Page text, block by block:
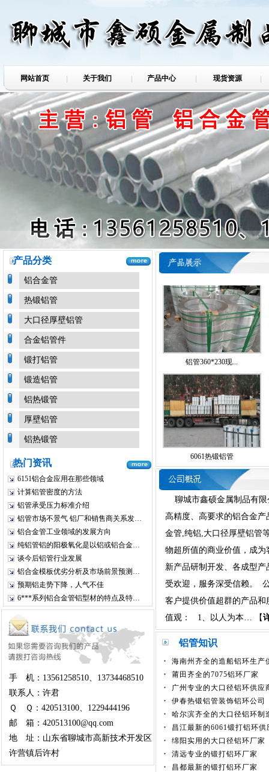
网站首页 关于我们 产品中心 现货资源
产品分类
铝合金管
热锻铝管
大口径厚壁铝管
合金铝管件
锻打铝管
锻造铝管
铝热锻管
厚壁铝管
铝热锻管
热门资讯
6151铝合金应用在那些领域
计算铝管密度的方法
铝管承受压力标准介绍
铝管市场不景气 铝厂和销售商关系发…
铝合金管工业领域的发展方向
纯铝管铝的阳极氧化是以铝或铝合金…
谈今后铝管行业发展
铝合金模板优劣分析及市场前景预测…
预期铝走势下降，人气不佳
6***系列铝合金管铝型材的特点及特…
手 机：13561258510、13734468510
联系人：许君
Ｑ Ｑ：420513100、1229444196
邮 箱：420513100@qq.com
地 址：山东省聊城市高新技术开发区
许营镇后许村
可定制6061合金铝...
定制锻打铝管
铝管360*230现...
6061热锻铝管
壁厚60铝管聊城鑫硕...
可定制6061合金铝...
聊城市鑫硕金属制品有限
高精度、高要求的铝合金
金管,纯铝,大口径厚壁铝管
物超所值的商业价值，成
新产品研制开发、各成型
受欢迎，服务深受信赖。
客户提供价值超群的产品
值观： 1、以人为本… 【
铝管知识
海南州齐全的造船铝环生
莆田齐全的7075铝环厂家
广州专业的大口径铝环供应
伊春热锻铝管装饰铝环公司
哈尔滨齐全的大口径铝环
昌江最新的6061锻打铝环
绵阳实用的大口径铝环厂家
清远专业的锻打铝环厂家
昌都最新的锻打铝环厂家